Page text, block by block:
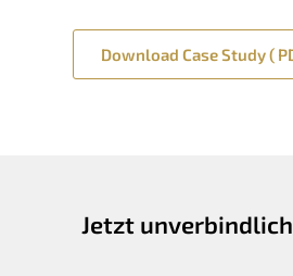
Download Case Study (
Jetzt